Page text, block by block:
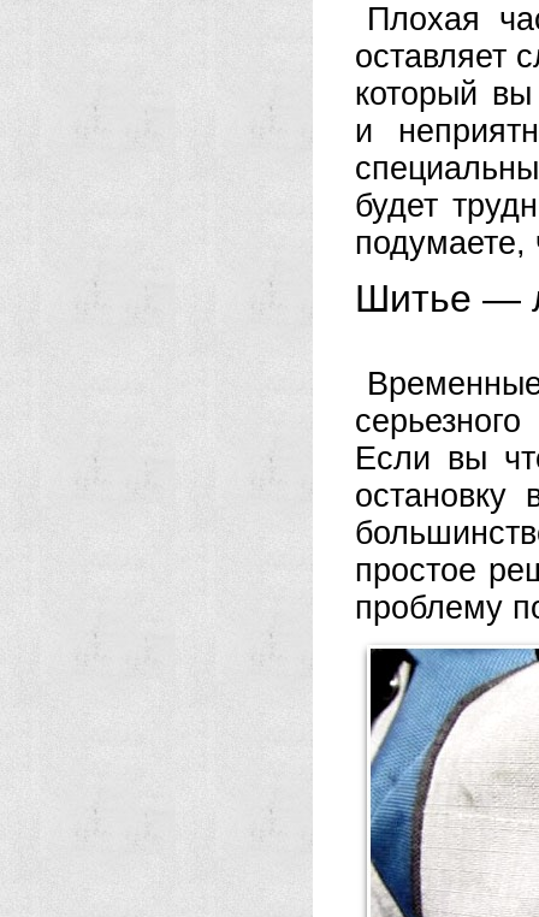
Плохая
оставляет
который
и
будет
подумаете,
Шитье —
Если вы
простое
проблему